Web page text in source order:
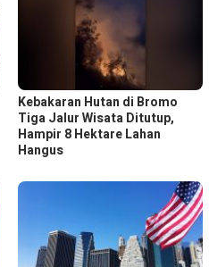
Kebakaran Hutan di Bromo
Tiga Jalur Wisata Ditutup,
Hampir 8 Hektare Lahan
Hangus